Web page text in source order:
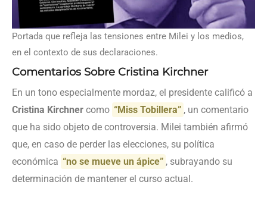
Portada que refleja las tensiones entre Milei y los medios,
en el contexto de sus declaraciones.
Comentarios Sobre Cristina Kirchner
En un tono especialmente mordaz, el presidente calificó a
Cristina Kirchner como “Miss Tobillera” , un comentario
que ha sido objeto de controversia. Milei también afirmó
que, en caso de perder las elecciones, su política
económica “no se mueve un ápice” , subrayando su
determinación de mantener el curso actual.